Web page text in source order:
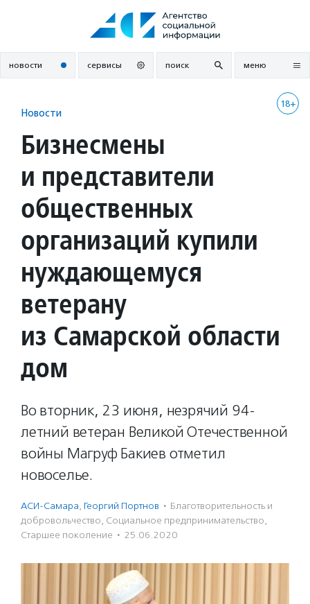
новости сервисы поиск меню
18+
Новости
Бизнесмены
и представители
общественных
организаций купили
нуждающемуся
ветерану
из Самарской области
дом
Во вторник, 23 июня, незрячий 94-
летний ветеран Великой Отечественной
войны Магруф Бакиев отметил
новоселье.
АСИ-Самара, Георгий Портнов · Благотвори­тель­ность и
доброволь­чест­во, Социальное предпри­нима­тель­ство,
Старшее поколение · 25.06.2020